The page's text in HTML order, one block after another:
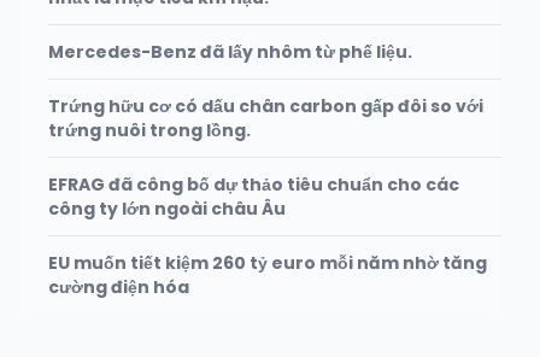
Mercedes-Benz đã lấy nhôm từ phế liệu.
Trứng hữu cơ có dấu chân carbon gấp đôi so với
trứng nuôi trong lồng.
EFRAG đã công bố dự thảo tiêu chuẩn cho các
công ty lớn ngoài châu Âu
EU muốn tiết kiệm 260 tỷ euro mỗi năm nhờ tăng
cường điện hóa